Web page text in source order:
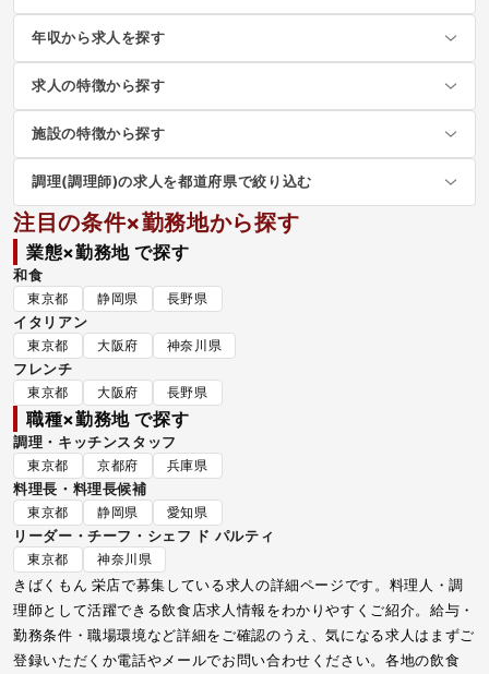
年収から求人を探す
求人の特徴から探す
施設の特徴から探す
調理(調理師)の求人を都道府県で絞り込む
注目の条件×勤務地から探す
業態×勤務地 で探す
和食
東京都 静岡県 長野県
イタリアン
東京都 大阪府 神奈川県
フレンチ
東京都 大阪府 長野県
職種×勤務地 で探す
調理・キッチンスタッフ
東京都 京都府 兵庫県
料理長・料理長候補
東京都 静岡県 愛知県
リーダー・チーフ・シェフ ド パルティ
東京都 神奈川県
きばくもん 栄店で募集している求人の詳細ページです。料理人・調
理師として活躍できる飲食店求人情報をわかりやすくご紹介。給与・
勤務条件・職場環境など詳細をご確認のうえ、気になる求人はまずご
登録いただくか電話やメールでお問い合わせください。各地の飲食